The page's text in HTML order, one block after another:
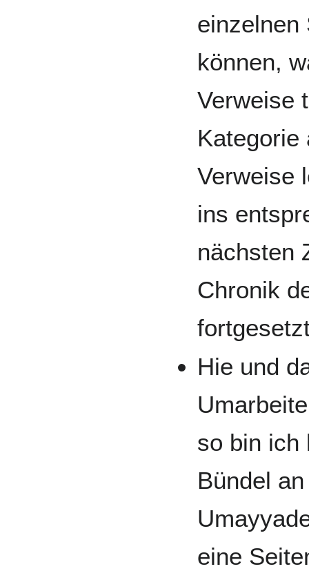
einzelnen
können,
Verweise
Kategorie
Verweise
ins
nächsten
Chronik
Hie und
so bin ich
Bündel
eine